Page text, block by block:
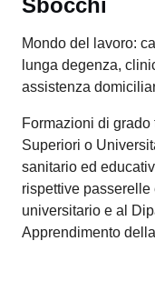
Sbocchi
Mondo del lavoro:
lunga degenza,
assistenza
Formazioni di
Superiori o
sanitario ed
rispettive
universitario e al
Apprendimento